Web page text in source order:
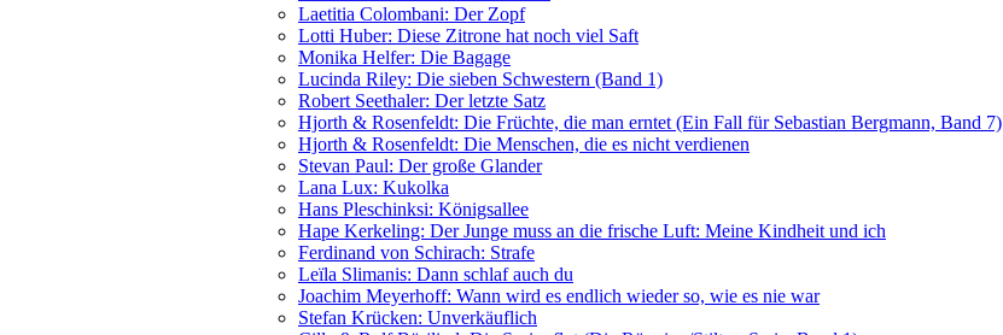
Laetitia Colombani: Der Zopf
Lotti Huber: Diese Zitrone hat noch viel Saft
Monika Helfer: Die Bagage
Lucinda Riley: Die sieben Schwestern (Band 1)
Robert Seethaler: Der letzte Satz
Hjorth & Rosenfeldt: Die Früchte, die man erntet (Ein Fall für Sebastian Bergmann, Band 7)
Hjorth & Rosenfeldt: Die Menschen, die es nicht verdienen
Stevan Paul: Der große Glander
Lana Lux: Kukolka
Hans Pleschinksi: Königsallee
Hape Kerkeling: Der Junge muss an die frische Luft: Meine Kindheit und ich
Ferdinand von Schirach: Strafe
Leïla Slimanis: Dann schlaf auch du
Joachim Meyerhoff: Wann wird es endlich wieder so, wie es nie war
Stefan Krücken: Unverkäuflich